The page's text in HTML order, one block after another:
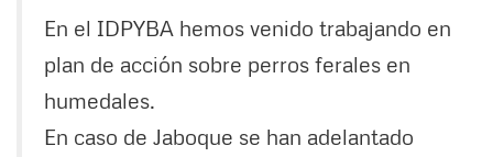
En el IDPYBA hemos venido trabajando en
plan de acción sobre perros ferales en
humedales.
En caso de Jaboque se han adelantado